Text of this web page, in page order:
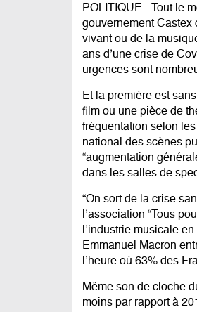
POLITIQUE - Tout le
gouvernement Castex
vivant ou de la
ans d’une crise de
urgences sont
Et la première est
film ou une pièce de
fréquentation selon
national des scènes
“augmentation
dans les salles de
“On sort de la crise
l’association “Tous
l’industrie musicale
Emmanuel Macron
l’heure où 63% des
Même son de cloche
moins par rapport à